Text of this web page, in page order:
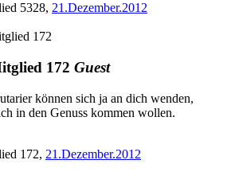
5328, 21.Dezember.2012
172 Guest
können sich ja an dich wenden,
in den Genuss kommen wollen.
172, 21.Dezember.2012